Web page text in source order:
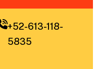
+52-613-118-
5835